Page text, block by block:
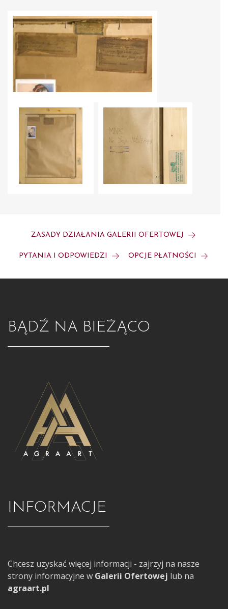
ZASADY DZIAŁANIA GALERII OFERTOWEJ
PYTANIA I ODPOWIEDZI OPCJE PŁATNOŚCI
BĄDŹ NA BIEŻĄCO
INFORMACJE
Chcesz uzyskać więcej informacji - zajrzyj na nasze
strony informacyjne w Galerii Ofertowej lub na
agraart.pl